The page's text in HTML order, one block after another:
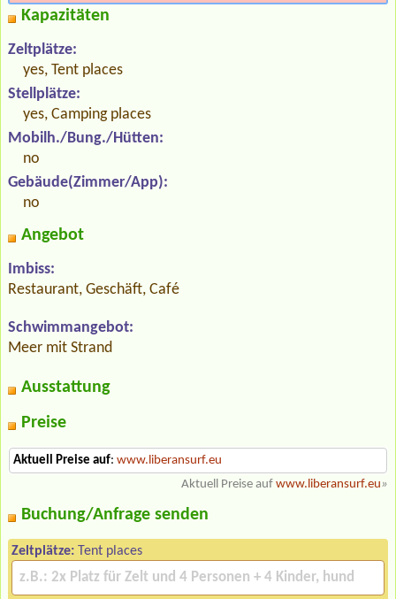
Kapazitäten
Zeltplätze:
yes, Tent places
Stellplätze:
yes, Camping places
Mobilh./Bung./Hütten:
no
Gebäude(Zimmer/App):
no
Angebot
Imbiss:
Restaurant, Geschäft, Café
Schwimmangebot:
Meer mit Strand
Ausstattung
Preise
Aktuell Preise auf: www.liberansurf.eu
Aktuell Preise auf www.liberansurf.eu»
Buchung/Anfrage senden
Zeltplätze: Tent places